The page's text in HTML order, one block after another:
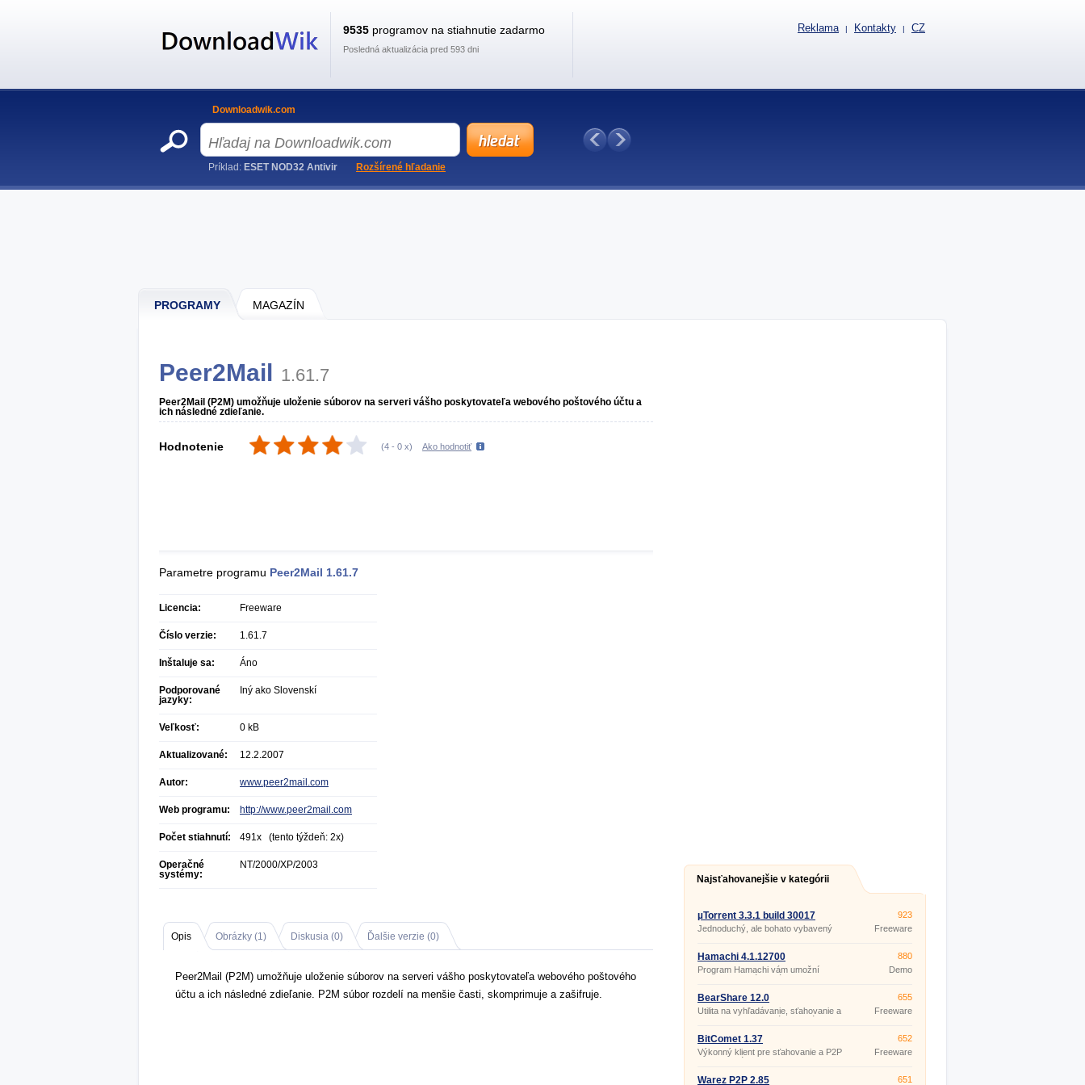
PROGRAMY MAGAZÍN
Peer2Mail 1.61.7
Peer2Mail (P2M) umožňuje uloženie súborov na serveri vášho poskytovateľa webového poštového účtu a
ich následné zdieľanie.
Hodnotenie (4 - 0 x) Ako hodnotiť
Parametre programu Peer2Mail 1.61.7
Licencia: Freeware
Číslo verzie: 1.61.7
Inštaluje sa: Áno
Podporované
jazyky:
Iný ako Slovenskí
Veľkosť: 0 kB
Aktualizované: 12.2.2007
Autor: www.peer2mail.com
Web programu: http://www.peer2mail.com
Počet stiahnutí: 491x (tento týždeň: 2x)
Operačné
systémy:
NT/2000/XP/2003
Opis Obrázky (1) Diskusia (0) Ďalšie verzie (0)
Peer2Mail (P2M) umožňuje uloženie súborov na serveri vášho poskytovateľa webového poštového
účtu a ich následné zdieľanie. P2M súbor rozdelí na menšie časti, skomprimuje a zašifruje.
Najsťahovanejšie v kategórii
µTorrent 3.3.1 build 30017
Jednoduchý, ale bohato vybavený
923
Freeware
Hamachi 4.1.12700
Program Hamachi vám umožní
vytvoriť vlastnú virtuálnu sieť.
v používaní internetu nijako
neovplyvní. S aplikáciou Hamachi
zadarmo vytvoríte VPN sieť, v ktorej
880
Demo
BearShare 12.0
Utilita na vyhľadávanie, sťahovanie a
zdieľanie hudby a krátkych súborov
655
Freeware
účely)
BitComet 1.37
Výkonný klient pre sťahovanie a P2P
zdieľanie súborov, s podporou
652
Freeware
Warez P2P 2.85
651
9535 programov na stiahnutie zadarmo
Posledná aktualizácia pred 593 dni
Reklama | Kontakty | CZ
Downloadwik.com
Príklad: ESET NOD32 Antivir Rozšírené hľadanie